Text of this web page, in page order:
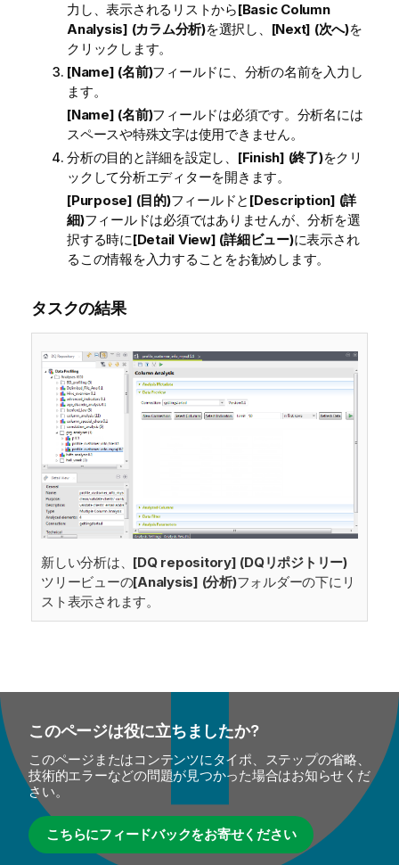
力し、表示されるリストから[Basic Column
Analysis] (カラム分析)を選択し、 [Next] (次へ)を
クリックします。
[Name] (名前)フィールドに、分析の名前を入力し
ます。
[Name] (名前)フィールドは必須です。分析名には
スペースや特殊文字は使用できません。
分析の目的と詳細を設定し、 [Finish] (終了)をクリ
ックして分析エディターを開きます。
[Purpose] (目的)フィールドと [Description] (詳
細)フィールドは必須ではありませんが、分析を選
択する時に[Detail View] (詳細ビュー)に表示され
るこの情報を入力することをお勧めします。
タスクの結果
新しい分析は、 [DQ repository] (DQリポジトリー)
ツリービューの[Analysis] (分析)フォルダーの下にリ
スト表示されます。
このページは役に立ちましたか?
このページまたはコンテンツにタイポ、ステップの省略、
技術的エラーなどの問題が見つかった場合はお知らせくだ
さい。
こちらにフィードバックをお寄せください